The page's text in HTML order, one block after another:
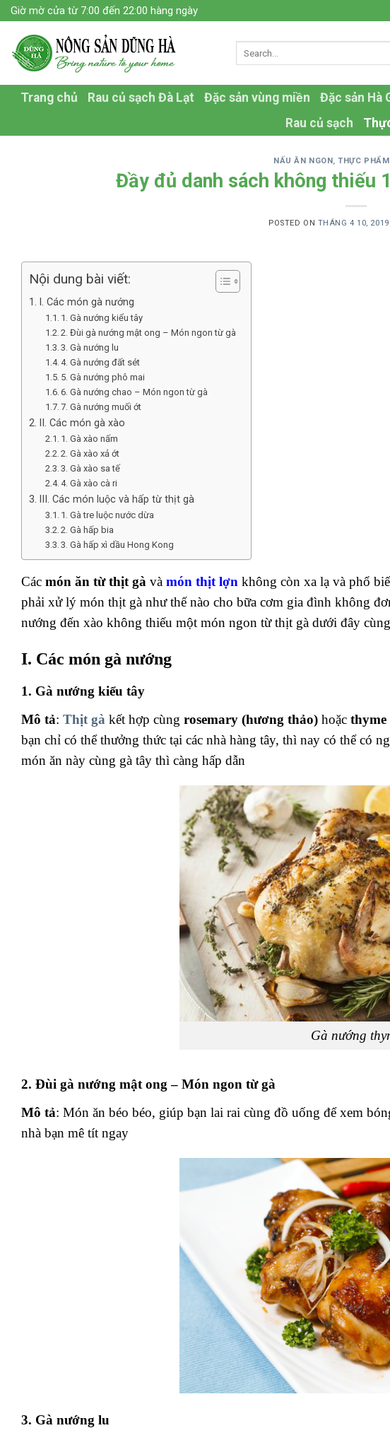
Skip
to
content
Giờ mờ cửa từ 7:00 đến 22:00 hàng ngày
Trang chủ Rau củ sạch Đà Lạt Đặc sản vùng miền Đặc sản Hà
Rau củ sạch
NẤU ĂN NGON,THỰC
Đầy đủ danh sách không thiếu
POSTED ON THÁNG 4 10, 2019
Nội dung bài viết:
I. Các món gà nướng
1. Gà nướng kiểu tây
2. Đùi gà nướng mật ong – Món ngon từ gà
3. Gà nướng lu
4. Gà nướng đất sét
5. Gà nướng phô mai
6. Gà nướng chao – Món ngon từ gà
7. Gà nướng muối ớt
II. Các món gà xào
1. Gà xào nấm
2. Gà xào xả ớt
3. Gà xào sa tế
4. Gà xào cà ri
III. Các món luộc và hấp từ thịt gà
1. Gà tre luộc nước dừa
2. Gà hấp bia
3. Gà hấp xì dầu Hong Kong
Các món ăn từ thịt gà và món thịt lợn không còn xa lạ và phổ
phải xử lý món thịt gà như thế nào cho bữa cơm gia đình không
nướng đến xào không thiếu một món ngon từ thịt gà dưới đây cùng
I. Các món gà nướng
1. Gà nướng kiểu tây
Mô tả: Thịt gà kết hợp cùng rosemary (hương thảo) hoặc thyme
bạn chỉ có thể thưởng thức tại các nhà hàng tây, thì nay có thể có
món ăn này cùng gà tây thì càng hấp dẫn
Gà nướng
2. Đùi gà nướng mật ong – Món ngon từ gà
Mô tả: Món ăn béo béo, giúp bạn lai rai cùng đồ uống để xem
nhà bạn mê tít ngay
3. Gà nướng lu